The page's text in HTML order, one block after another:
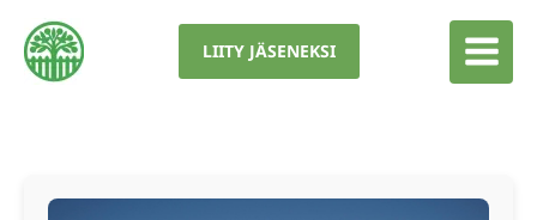
sisältöön
LIITY JÄSENEKSI